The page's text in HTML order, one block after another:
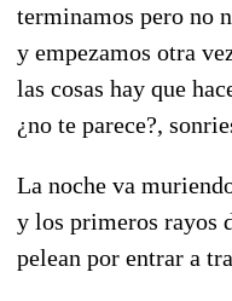
terminamos pero no
y empezamos otra
las cosas hay que
¿no te parece?,
La noche va
y los primeros rayos
pelean por entrar a